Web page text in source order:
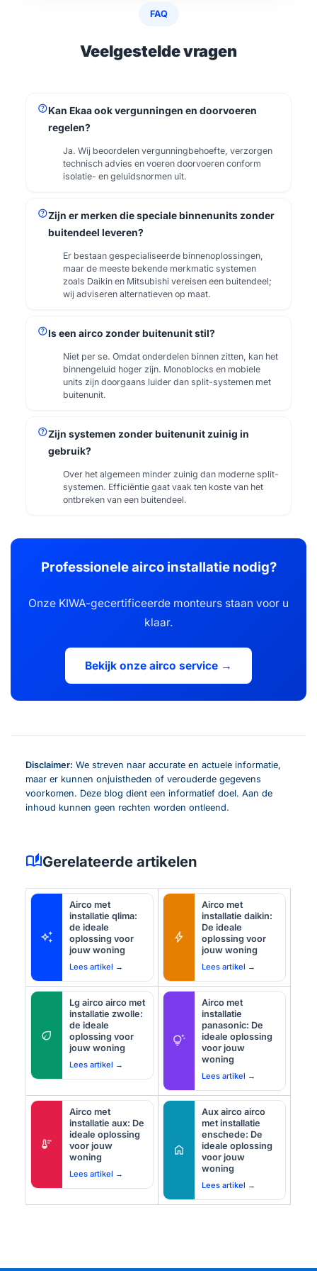
FAQ
Veelgestelde vragen
helpKan Ekaa ook vergunningen en doorvoeren
regelen?
Ja. Wij beoordelen vergunningbehoefte, verzorgen
technisch advies en voeren doorvoeren conform
isolatie- en geluidsnormen uit.
helpZijn er merken die speciale binnenunits zonder
buitendeel leveren?
Er bestaan gespecialiseerde binnenoplossingen,
maar de meeste bekende merkmatic systemen
zoals Daikin en Mitsubishi vereisen een buitendeel;
wij adviseren alternatieven op maat.
helpIs een airco zonder buitenunit stil?
Niet per se. Omdat onderdelen binnen zitten, kan het
binnengeluid hoger zijn. Monoblocks en mobiele
units zijn doorgaans luider dan split-systemen met
buitenunit.
helpZijn systemen zonder buitenunit zuinig in
gebruik?
Over het algemeen minder zuinig dan moderne split-
systemen. Efficiëntie gaat vaak ten koste van het
ontbreken van een buitendeel.
Professionele airco installatie nodig?
Onze KIWA-gecertificeerde monteurs staan voor u
klaar.
Bekijk onze airco service →
Disclaimer: We streven naar accurate en actuele informatie,
maar er kunnen onjuistheden of verouderde gegevens
voorkomen. Deze blog dient een informatief doel. Aan de
inhoud kunnen geen rechten worden ontleend.
auto_storiesGerelateerde artikelen
auto_awesome
Airco met
installatie qlima:
de ideale
oplossing voor
jouw woning
Lees artikel →
bolt
Airco met
installatie daikin:
De ideale
oplossing voor
jouw woning
Lees artikel →
eco
Lg airco airco met
installatie zwolle:
de ideale
oplossing voor
jouw woning
Lees artikel →
tips_and_updates
Airco met
installatie
panasonic: De
ideale oplossing
voor jouw
woning
Lees artikel →
thermostat
Airco met
installatie aux: De
ideale oplossing
voor jouw
woning
Lees artikel →
home
Aux airco airco
met installatie
enschede: De
ideale oplossing
voor jouw
woning
Lees artikel →